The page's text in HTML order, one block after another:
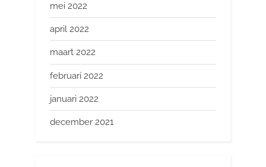
mei 2022
april 2022
maart 2022
februari 2022
januari 2022
december 2021